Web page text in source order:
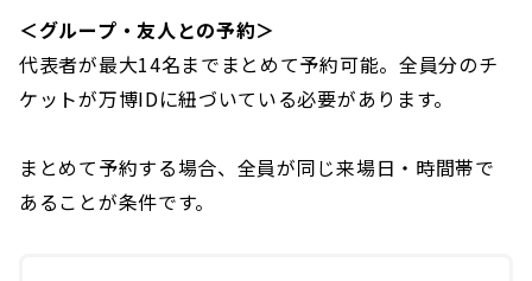
＜グループ・友人との予約＞
代表者が最大14名までまとめて予約可能。全員分のチ
ケットが万博IDに紐づいている必要があります。
まとめて予約する場合、全員が同じ来場日・時間帯で
あることが条件です。